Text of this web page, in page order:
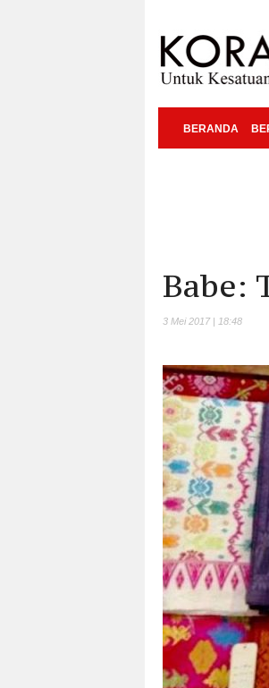
BERANDA
Babe:
3 Mei 2017 | 18:48